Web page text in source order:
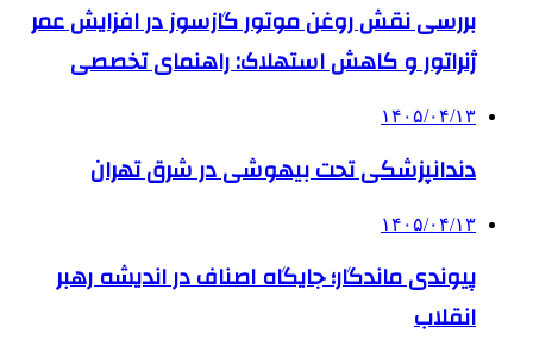
بررسی نقش روغن موتور گازسوز در افزایش عمر
ژنراتور و کاهش استهلاک: راهنمای تخصصی
۱۴۰۵/۰۴/۱۳
دندانپزشکی تحت بیهوشی در شرق تهران
۱۴۰۵/۰۴/۱۳
پیوندی ماندگار؛ جایگاه اصناف در اندیشه رهبر
انقلاب